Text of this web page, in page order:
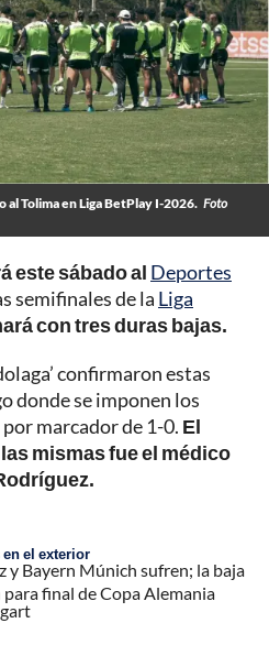
Tolima en Liga BetPlay I-2026. Foto
este sábado al Deportes
semifinales de la Liga
con tres duras bajas.
confirmaron estas
donde se imponen los
marcador de 1-0. El
mismas fue el médico
el exterior
y Bayern Múnich sufren; la baja
final de Copa Alemania